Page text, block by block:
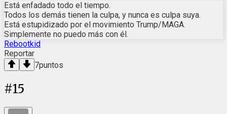
Está enfadado todo el tiempo.
Todos los demás tienen la culpa, y nunca es culpa suya.
Está estupidizado por el movimiento Trump/MAGA.
Simplemente no puedo más con él.
Rebootkid
Reportar
7puntos
#15